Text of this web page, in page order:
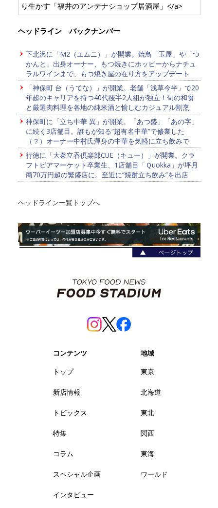
り生かす「福井のアンテナショップ居酒屋」</a>
ヘッドライン バックナンバー
下北沢に「M2（エムニ）」が開業。焼鳥「玉屋」や「つ
かんと」出身オーナー、もつ焼きにホッピーからナチュ
ラルワインまで、もつ焼き屋の在り方をアップデート
「神保町 台（うてな）」が開業。老舗「浅草今半」で20
年超のキャリアを持つ40代後半2人組が独立！旬の和食
と厳選肉料理を各地の純米酒と愉しむカジュアル割烹
神保町に「立ち中華 異」が開業。「あつ盛」「あの字」
に続く3店舗目。誰もが知る“超有名中華”で修業した
（？）オーナー中村氏渾身の中華を気軽に立ち飲みで
行徳に「大衆立吞倶楽部CUE（キュー）」が開業。クラ
フトビアマーケット卒業生、1店舗目「Ｑuokka」が坪月
商70万円超の繁盛店に。至近に“焼酎立ち飲み”を出店
ヘッドライン一覧トップへ
コンテンツ
トップ
新店情報
トピックス
特集
コラム
スペシャル企画
インタビュー
地域
東京
北海道
東北
関西
東海
ワールド